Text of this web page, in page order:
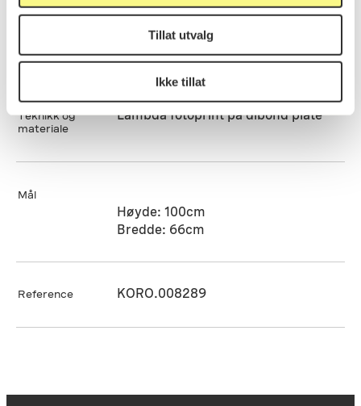
Tillat utvalg
Ikke tillat
Chromogenic print, Digital foto,
Fotografi
Teknikk og
materiale
Lambda fotoprint på dibond plate
Mål
Høyde: 100cm
Bredde: 66cm
Reference KORO.008289